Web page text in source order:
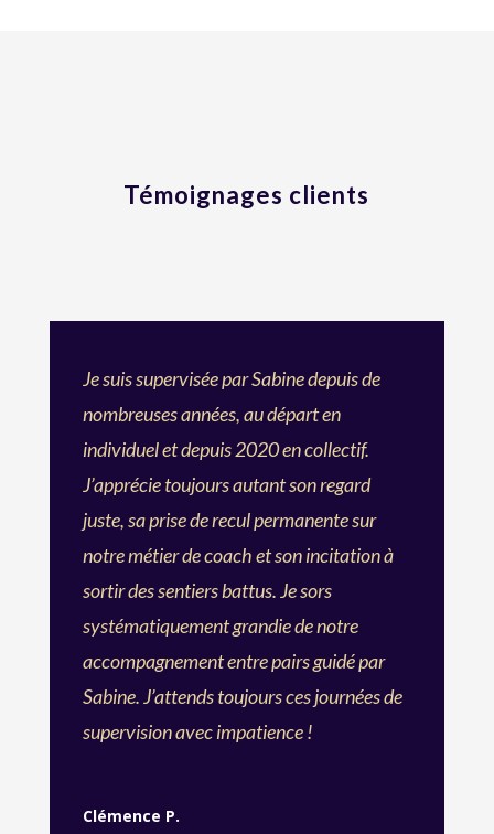
Témoignages clients
Je suis supervisée par Sabine depuis de
nombreuses années, au départ en
individuel et depuis 2020 en collectif.
J’apprécie toujours autant son regard
juste, sa prise de recul permanente sur
notre métier de coach et son incitation à
sortir des sentiers battus. Je sors
systématiquement grandie de notre
accompagnement entre pairs guidé par
Sabine. J’attends toujours ces journées de
supervision avec impatience !
Clémence P.